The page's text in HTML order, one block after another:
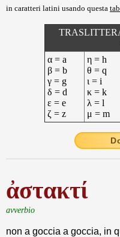
in caratteri latini usando questa
α = a
β = b
γ = g
δ = d
ε = e
ζ = z
η = h
θ = q
ι = i
κ = k
λ = l
μ = m
ἀστακτί
avverbio
non a goccia a goccia, in